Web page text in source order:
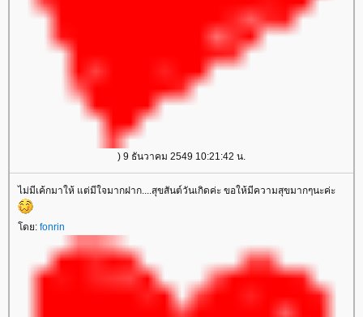
) 9 ธันวาคม 2549 10:21:42 น.
ไม่มีเค้กมาให้ แต่มีใจมากฝาก....สุขสันต์วันเกิดค่ะ ขอให้มีความสุขมากๆนะค่ะ
ดย: fonrin